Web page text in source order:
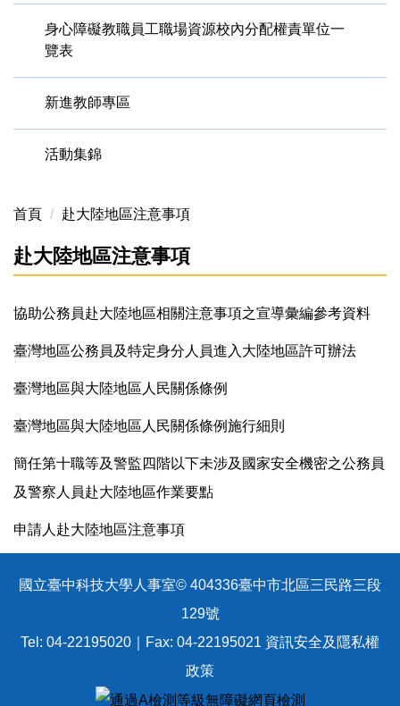
身心障礙教職員工職場資源校內分配權責單位一
覽表
新進教師專區
活動集錦
首頁 赴大陸地區注意事項
赴大陸地區注意事項
協助公務員赴大陸地區相關注意事項之宣導彙編參考資料
臺灣地區公務員及特定身分人員進入大陸地區許可辦法
臺灣地區與大陸地區人民關係條例
臺灣地區與大陸地區人民關係條例施行細則
簡任第十職等及警監四階以下未涉及國家安全機密之公務員
及警察人員赴大陸地區作業要點
申請人赴大陸地區注意事項
國立臺中科技大學人事室© 404336臺中市北區三民路三段
129號
Tel: 04-22195020｜Fax: 04-22195021 資訊安全及隱私權
政策